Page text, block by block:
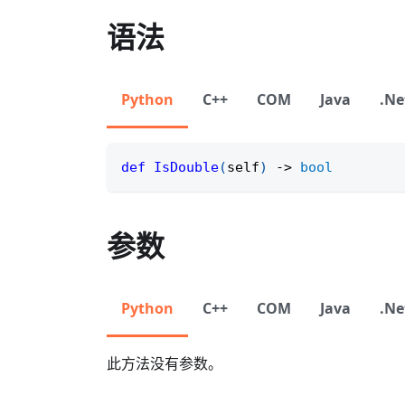
语法
Python C++ COM Java
def IsDouble(self) -> bool
参数
Python C++ COM Java
此方法没有参数。